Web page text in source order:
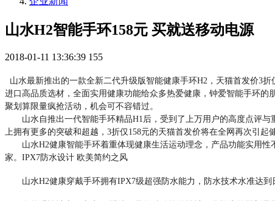
山水H2智能手环158元 买就送移动电源
2018-01-11 13:36:39 155
山水最新推出的一款全新二代升级版智能健康手环H2，天猫首发价3
进口高品质选材，全面实用健康功能给众多热爱健康，钟爱智能手环
聚划算限量疯抢活动，机会可不容错过。
山水自推出一代智能手环精品H1后，受到了上万用户的高度点评与
上拥有更多的突破和超越，3折仅158元的天猫首发价将在全网再次引起
山水H2健康智能手环着重体现健康生活运动理念，产品功能实用性
家。IPX7防水设计 欧美简约之风
山水H2健康穿戴手环拥有IPX7级超强防水能力，防水技术水准达到